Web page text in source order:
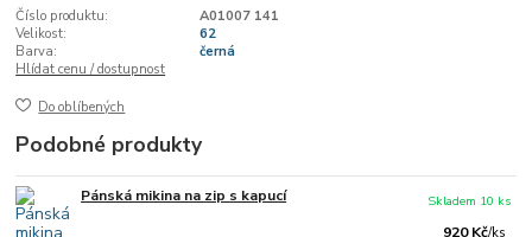
Číslo produktu:
A01007 141
Velikost:
62
Barva:
černá
Hlídat cenu / dostupnost
Do oblíbených
Podobné produkty
Pánská mikina na zip s kapucí
920 Kč/ks
Skladem 10 ks